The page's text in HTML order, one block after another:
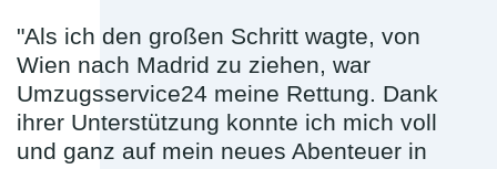
"Als ich den großen Schritt wagte, von
Wien nach Madrid zu ziehen, war
Umzugsservice24 meine Rettung. Dank
ihrer Unterstützung konnte ich mich voll
und ganz auf mein neues Abenteuer in